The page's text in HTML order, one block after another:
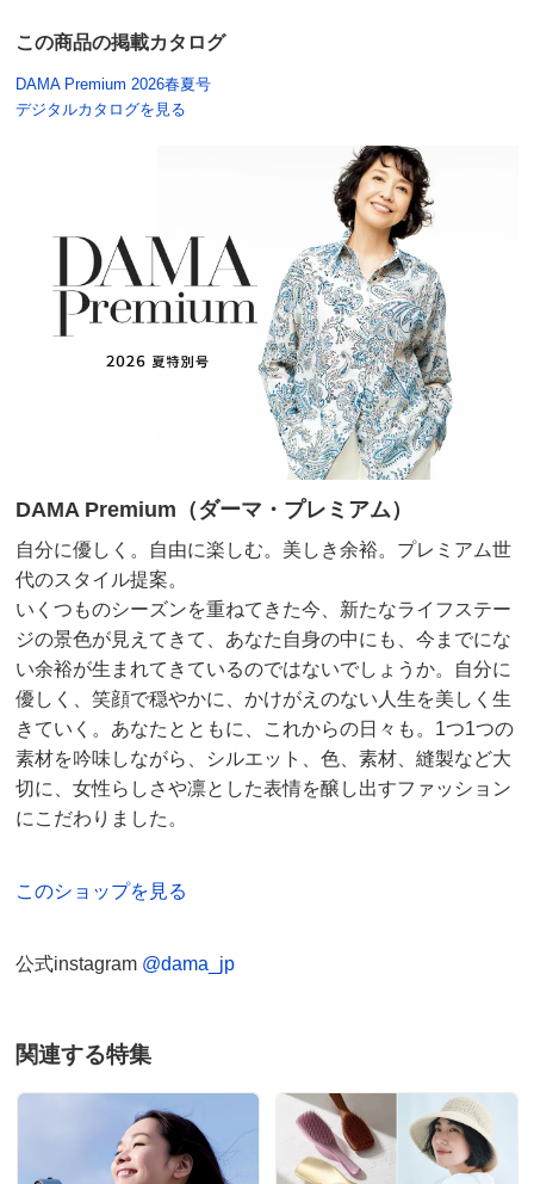
この商品の掲載カタログ
DAMA Premium 2026春夏号
デジタルカタログを見る
DAMA Premium（ダーマ・プレミアム）
自分に優しく。自由に楽しむ。美しき余裕。プレミアム世
代のスタイル提案。
いくつものシーズンを重ねてきた今、新たなライフステー
ジの景色が見えてきて、あなた自身の中にも、今までにな
い余裕が生まれてきているのではないでしょうか。自分に
優しく、笑顔で穏やかに、かけがえのない人生を美しく生
きていく。あなたとともに、これからの日々も。1つ1つの
素材を吟味しながら、シルエット、色、素材、縫製など大
切に、女性らしさや凛とした表情を醸し出すファッション
にこだわりました。
このショップを見る
公式instagram @dama_jp
関連する特集